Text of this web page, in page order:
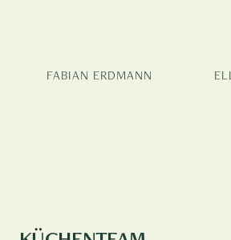
FABIAN ERDMANN